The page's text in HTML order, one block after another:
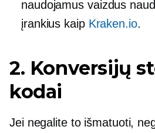
naudojamus vaizdus
įrankius kaip Kraken.io.
2. Konversijų
kodai
Jei negalite to išmatuoti,